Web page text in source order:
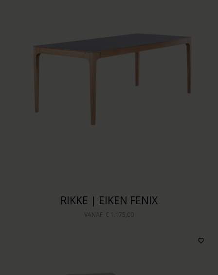
RIKKE | EIKEN FENIX
VANAF € 1.175,00